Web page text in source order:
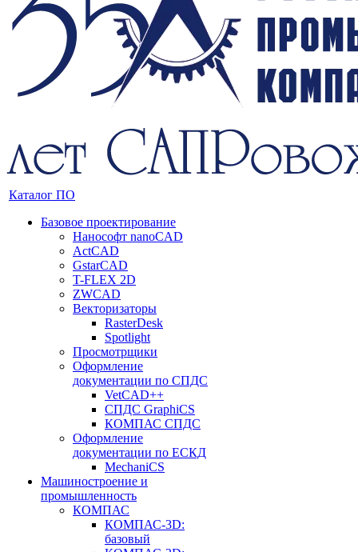
Каталог ПО
Базовое проектирование
Нанософт nanoCAD
ActCAD
GstarCAD
T-FLEX 2D
ZWCAD
Векторизаторы
RasterDesk
Spotlight
Просмотрщики
Оформление
документации по СПДС
VetCAD++
СПДС GraphiCS
КОМПАС СПДС
Оформление
документации по ЕСКД
MechaniCS
Машиностроение и
промышленность
КОМПАС
КОМПАС-3D:
базовый